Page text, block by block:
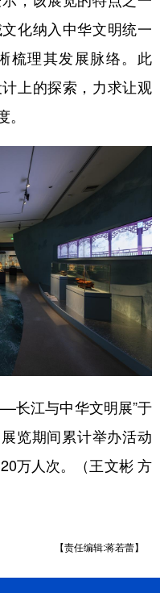
化纳入中华文明统一
梳理其发展脉络。此
上的探索，力求让观
江与中华文明展”于
览期间累计举办活动
万人次。（王文彬 方
【责任编辑:蒋若蕾】